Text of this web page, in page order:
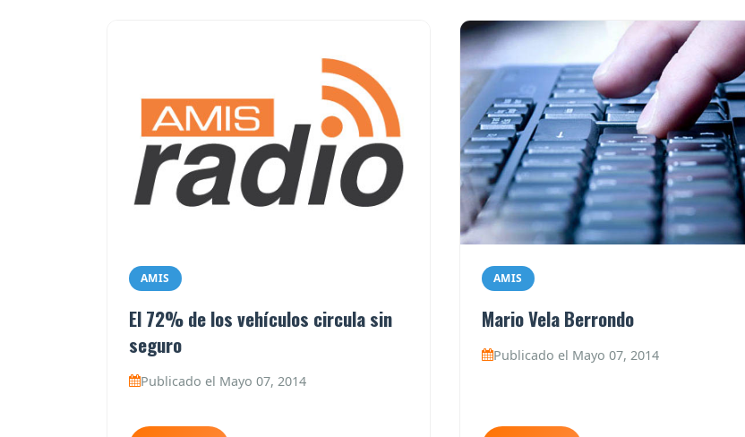
AMIS
El 72% de los vehículos circula sin
seguro
Publicado el Mayo 07, 2014
AMIS
Mario Vela Berrondo
Publicado el Mayo 07, 2014